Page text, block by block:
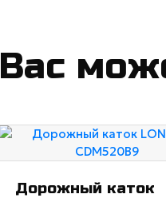
Вас
Дорожный каток